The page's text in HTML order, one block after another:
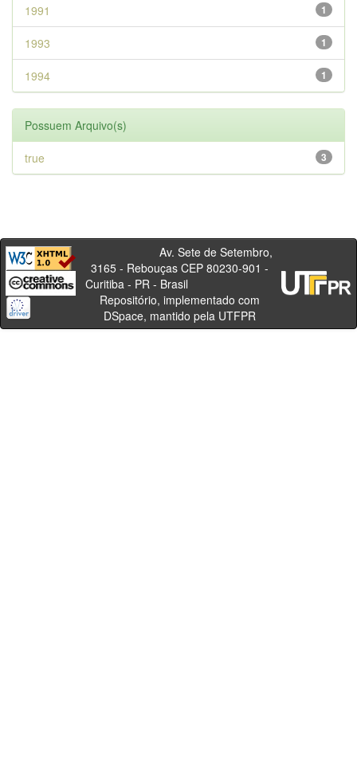
1
1991
1
1993
1
1994
Possuem Arquivo(s)
3
true
Av. Sete de Setembro,
3165 - Rebouças CEP 80230-901 -
Curitiba - PR - Brasil
Repositório, implementado com
DSpace, mantido pela UTFPR